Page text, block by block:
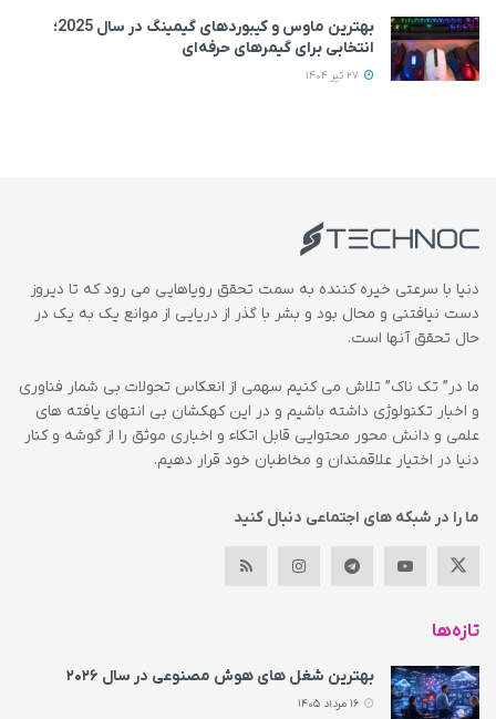
بهترین ماوس و کیبوردهای گیمینگ در سال 2025؛
انتخابی برای گیمرهای حرفه‌ای
دنیا با سرعتی خیره کننده به سمت تحقق رویاهایی می رود که تا دیروز
دست نیافتنی و محال بود و بشر با گذر از دریایی از موانع یک به یک در
حال تحقق آنها است.
ما در” تک ناک” تلاش می کنیم سهمی از انعکاس تحولات بی شمار فناوری
و اخبار تکنولوژی داشته باشیم و در این کهکشان بی انتهای یافته های
علمی و دانش محور محتوایی قابل اتکاء و اخباری موثق را از گوشه و کنار
دنیا در اختیار علاقمندان و مخاطبان خود قرار دهیم.
ما را در شبکه های اجتماعی دنبال کنید
تازه‌ها
بهترین شغل های هوش مصنوعی در سال ۲۰۲۶